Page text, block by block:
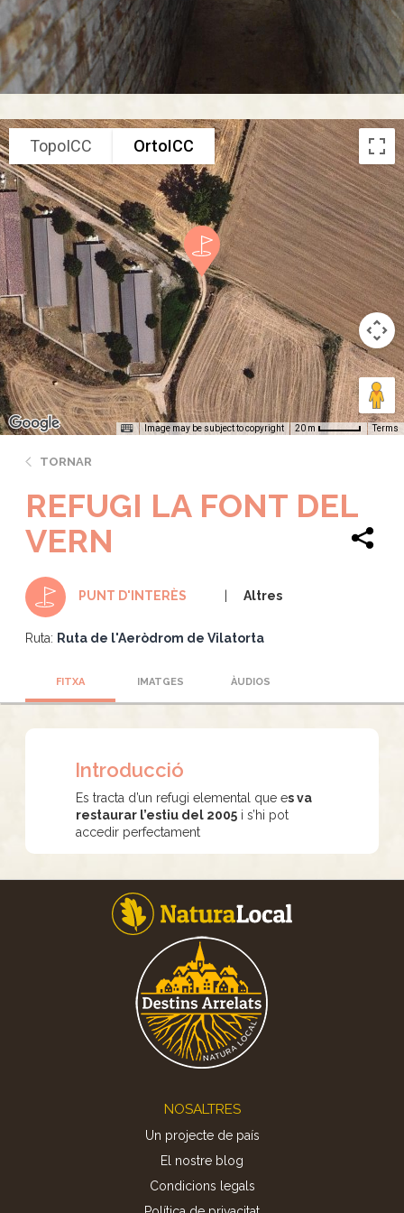
TopoICC OrtoICC
Image may be subject to copyright 20 m Terms
TORNAR
REFUGI LA FONT DEL
VERN
PUNT D'INTERÈS Altres
Ruta: Ruta de l'Aeròdrom de Vilatorta
FITXA IMATGES ÀUDIOS
Introducció
Es tracta d’un refugi elemental que es va
restaurar l’estiu del 2005 i s’hi pot
accedir perfectament
NOSALTRES
Un projecte de país
El nostre blog
Condicions legals